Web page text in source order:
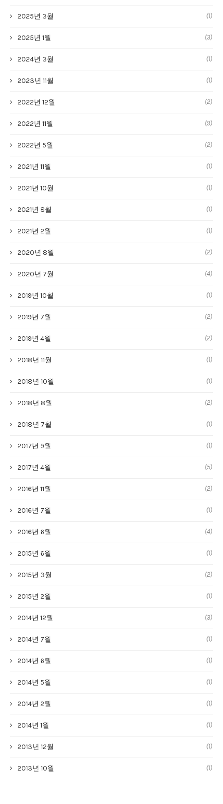
2025년 3월 (1)
2025년 1월 (3)
2024년 3월 (1)
2023년 11월 (1)
2022년 12월 (2)
2022년 11월 (9)
2022년 5월 (2)
2021년 11월 (1)
2021년 10월 (1)
2021년 8월 (1)
2021년 2월 (1)
2020년 8월 (2)
2020년 7월 (4)
2019년 10월 (1)
2019년 7월 (2)
2019년 4월 (2)
2018년 11월 (1)
2018년 10월 (1)
2018년 8월 (2)
2018년 7월 (1)
2017년 9월 (1)
2017년 4월 (5)
2016년 11월 (2)
2016년 7월 (1)
2016년 6월 (4)
2015년 6월 (1)
2015년 3월 (2)
2015년 2월 (1)
2014년 12월 (3)
2014년 7월 (1)
2014년 6월 (1)
2014년 5월 (1)
2014년 2월 (1)
2014년 1월 (1)
2013년 12월 (1)
2013년 10월 (1)